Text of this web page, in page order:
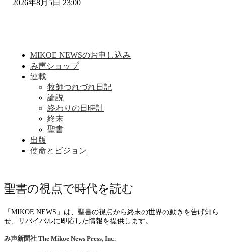
2026年8月5日 23:00
MIKOE NEWSのお申し込み
み声ショップ
連載
牧師つれづれ日記
論説
終わりの日時計
終末
聖書
出版
使命とビジョン
聖書の視点で時代を読む
「MIKOE NEWS」は、聖書の視点から終末の世界の動きを告げ知ら
せ、リバイバルに即応した情報を提供します。
み声新聞社 The Mikoe News Press, Inc.